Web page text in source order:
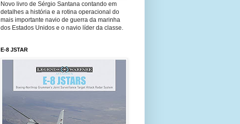
Novo livro de Sérgio Santana contando em
detalhes a história e a rotina operacional do
mais importante navio de guerra da marinha
dos Estados Unidos e o navio líder da classe.
E-8 JSTAR